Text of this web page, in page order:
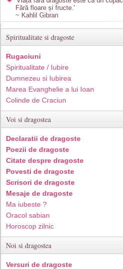
Fără floare și fructe.'
~ Kahlil Gibran
Spiritualitate si dragoste
Rugaciuni
Spiritualitate / Iubire
Dumnezeu si Iubirea
Marea Evanghelie a lui Ioan
Colinde de Craciun
Voi si dragostea
Declaratii de dragoste
Poezii de dragoste
Citate despre dragoste
Povesti de dragoste
Scrisori de dragoste
Mesaje de dragoste
Ma iubeste ?
Oracol sabian
Horoscop zilnic
Noi si dragostea
Versuri de dragoste